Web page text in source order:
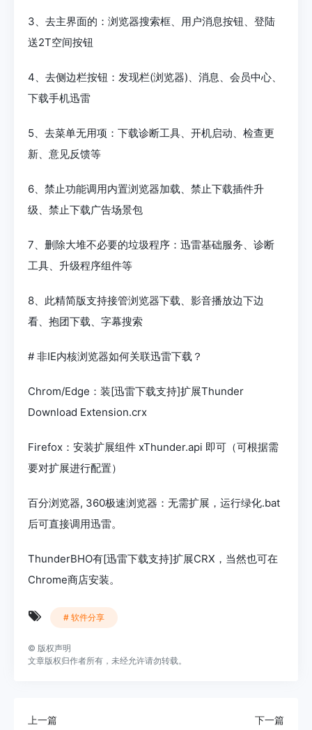
3、去主界面的：浏览器搜索框、用户消息按钮、登陆
送2T空间按钮
4、去侧边栏按钮：发现栏(浏览器)、消息、会员中心、
下载手机迅雷
5、去菜单无用项：下载诊断工具、开机启动、检查更
新、意见反馈等
6、禁止功能调用内置浏览器加载、禁止下载插件升
级、禁止下载广告场景包
7、删除大堆不必要的垃圾程序：迅雷基础服务、诊断
工具、升级程序组件等
8、此精简版支持接管浏览器下载、影音播放边下边
看、抱团下载、字幕搜索
# 非IE内核浏览器如何关联迅雷下载？
Chrom/Edge：装[迅雷下载支持]扩展Thunder
Download Extension.crx
Firefox：安装扩展组件 xThunder.api 即可（可根据需
要对扩展进行配置）
百分浏览器, 360极速浏览器：无需扩展，运行绿化.bat
后可直接调用迅雷。
ThunderBHO有[迅雷下载支持]扩展CRX，当然也可在
Chrome商店安装。
# 软件分享
© 版权声明
文章版权归作者所有，未经允许请勿转载。
上一篇 下一篇